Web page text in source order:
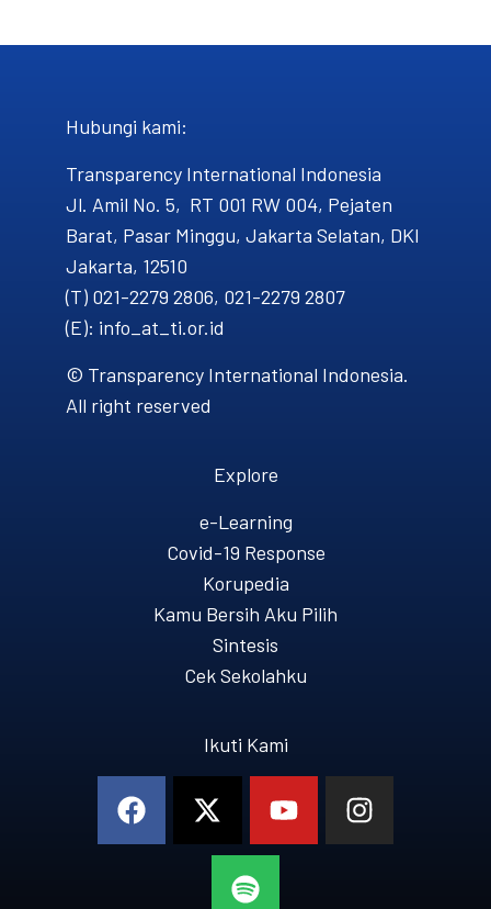
Hubungi kami​:
Transparency International Indonesia
Jl. Amil No. 5, RT 001 RW 004, Pejaten
Barat, Pasar Minggu, Jakarta Selatan, DKI
Jakarta, 12510
(T) 021-2279 2806, 021-2279 2807
(E): info_at_ti.or.id
© Transparency International Indonesia.
All right reserved
Explore
e-Learning
Covid-19 Response
Korupedia
Kamu Bersih Aku Pilih
Sintesis
Cek Sekolahku
Ikuti Kami